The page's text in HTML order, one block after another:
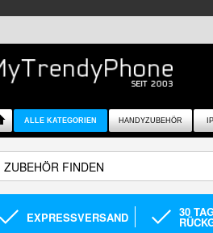
ALLE KATEGORIEN HANDYZUBEHÖR
EXPRESSVERSAND 30